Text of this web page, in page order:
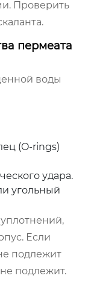
Проверить
пермеата
воды
(O-rings)
удара.
угольный
Если
подлежит
подлежит.